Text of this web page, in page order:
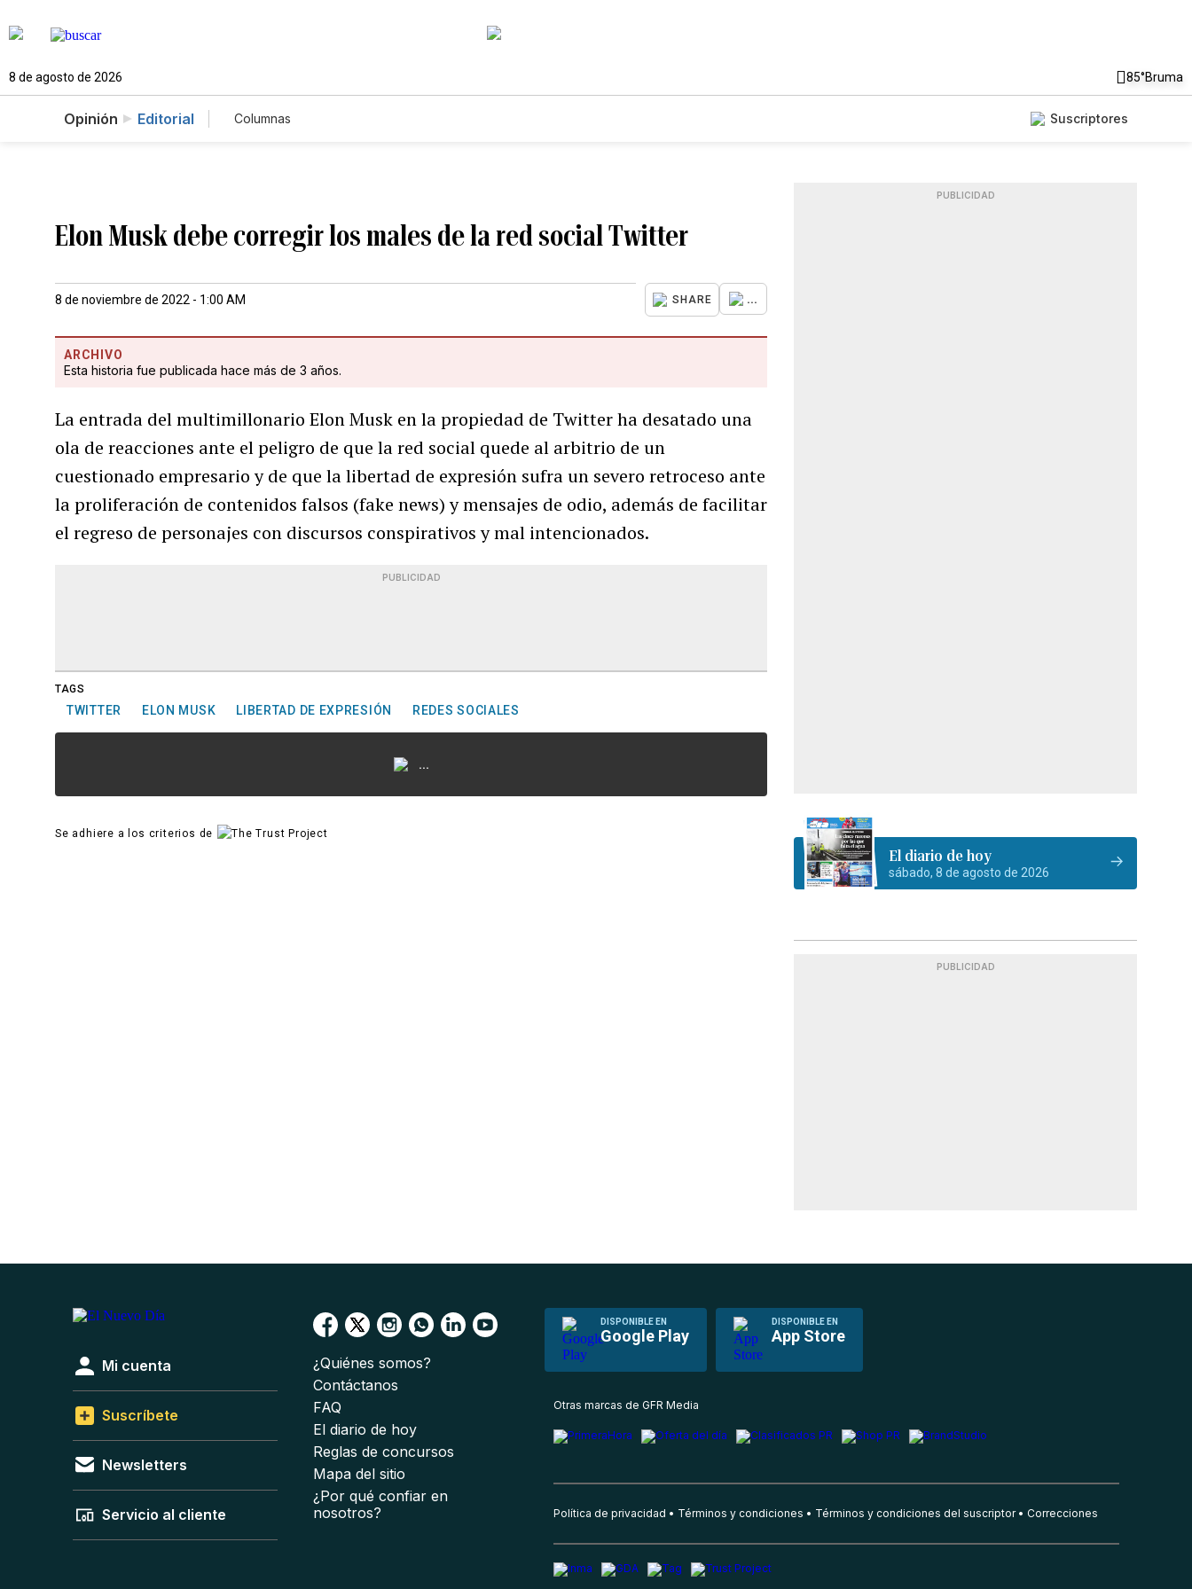
8 de agosto de 2026 85°Bruma
Opinión Editorial Columnas Suscriptores
Elon Musk debe corregir los males de la red social Twitter
8 de noviembre de 2022 - 1:00 AM SHARE ...
ARCHIVO
Esta historia fue publicada hace más de 3 años.
La entrada del multimillonario Elon Musk en la propiedad de Twitter ha desatado una
ola de reacciones ante el peligro de que la red social quede al arbitrio de un
cuestionado empresario y de que la libertad de expresión sufra un severo retroceso ante
la proliferación de contenidos falsos (fake news) y mensajes de odio, además de facilitar
el regreso de personajes con discursos conspirativos y mal intencionados.
PUBLICIDAD
TAGS
TWITTER ELON MUSK LIBERTAD DE EXPRESIÓN REDES SOCIALES
...
Se adhiere a los criterios de
PUBLICIDAD
El diario de hoy
sábado, 8 de agosto de 2026
PUBLICIDAD
DISPONIBLE EN
Google Play
DISPONIBLE EN
App Store
Mi cuenta
Suscríbete
Newsletters
Servicio al cliente
¿Quiénes somos?
Contáctanos
FAQ
El diario de hoy
Reglas de concursos
Mapa del sitio
¿Por qué confiar en
nosotros?
Otras marcas de GFR Media
Política de privacidad Términos y condiciones Términos y condiciones del suscriptor Correcciones